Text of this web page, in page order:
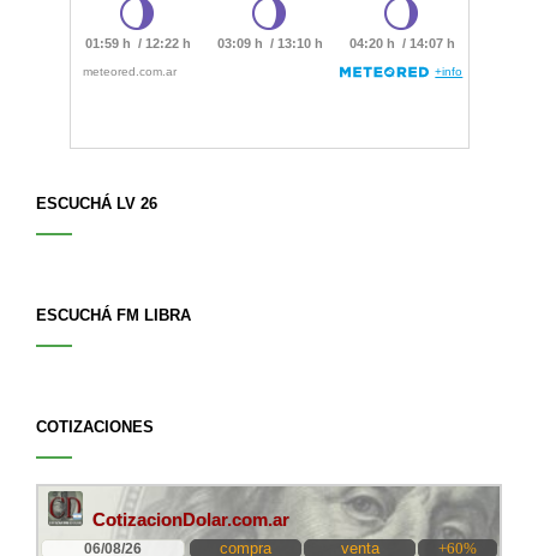
ESCUCHÁ LV 26
ESCUCHÁ FM LIBRA
COTIZACIONES